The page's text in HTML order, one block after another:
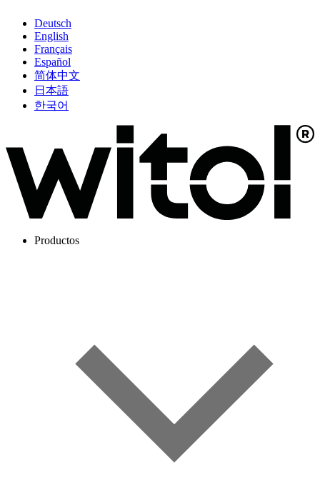
Deutsch
English
Français
Español
简体中文
日本語
한국어
Productos